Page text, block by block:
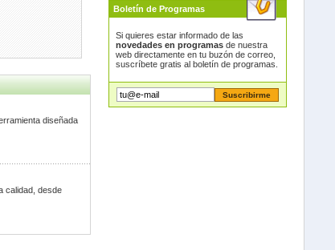
diseñada
calidad, desde
Boletín de Programas
Si quieres estar informado de las
novedades en programasde nuestra
web directamente en tu buzón de correo,
suscríbete gratis al boletín de programas.